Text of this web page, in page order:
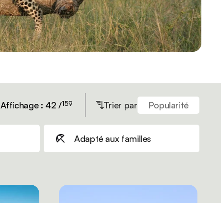
Affichage : 42 /159 Trier par Popularité
Adapté aux familles